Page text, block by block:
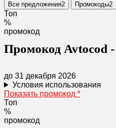
Все предложения2 Промокоды2
Топ
%
промокод
Промокод Avtocod
до 31 декабря 2026
Условия использования
Показать промокод *
Топ
%
промокод